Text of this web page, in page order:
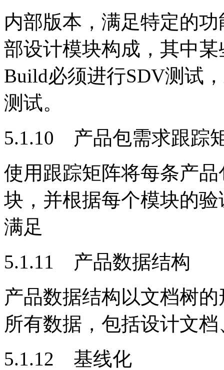
内部版本，满足特定的
部设计模块构成，其中
Build必须进行SDV测试
测试。
5.1.10 产品包需求跟踪
使用跟踪矩阵将每条产
块，并根据每个模块的
满足
5.1.11 产品数据结构
产品数据结构以文档树
所有数据，包括设计文
5.1.12 基线化